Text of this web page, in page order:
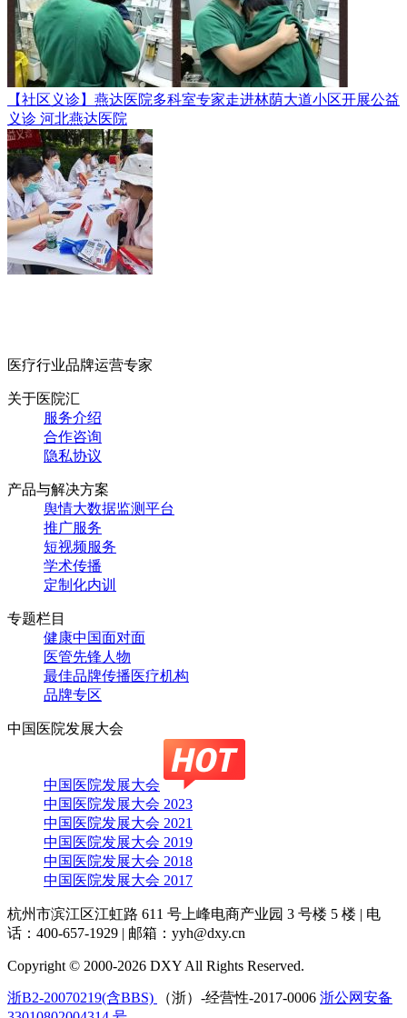
【社区义诊】燕达医院多科室专家走进林荫大道小区开展公益
义诊 河北燕达医院
医疗行业品牌运营专家
关于医院汇
服务介绍
合作咨询
隐私协议
产品与解决方案
舆情大数据监测平台
推广服务
短视频服务
学术传播
定制化内训
专题栏目
健康中国面对面
医管先锋人物
最佳品牌传播医疗机构
品牌专区
中国医院发展大会
中国医院发展大会
中国医院发展大会 2023
中国医院发展大会 2021
中国医院发展大会 2019
中国医院发展大会 2018
中国医院发展大会 2017
杭州市滨江区江虹路 611 号上峰电商产业园 3 号楼 5 楼 | 电
话：400-657-1929 | 邮箱：yyh@dxy.cn
Copyright © 2000-2026 DXY All Rights Reserved.
浙B2-20070219(含BBS) （浙）-经营性-2017-0006 浙公网安备